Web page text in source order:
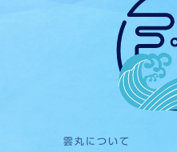
雲丸について